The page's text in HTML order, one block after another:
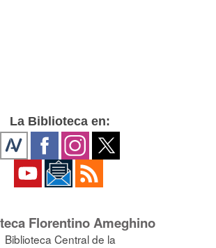
La Biblioteca en:
Florentino Ameghino
Biblioteca Central de la